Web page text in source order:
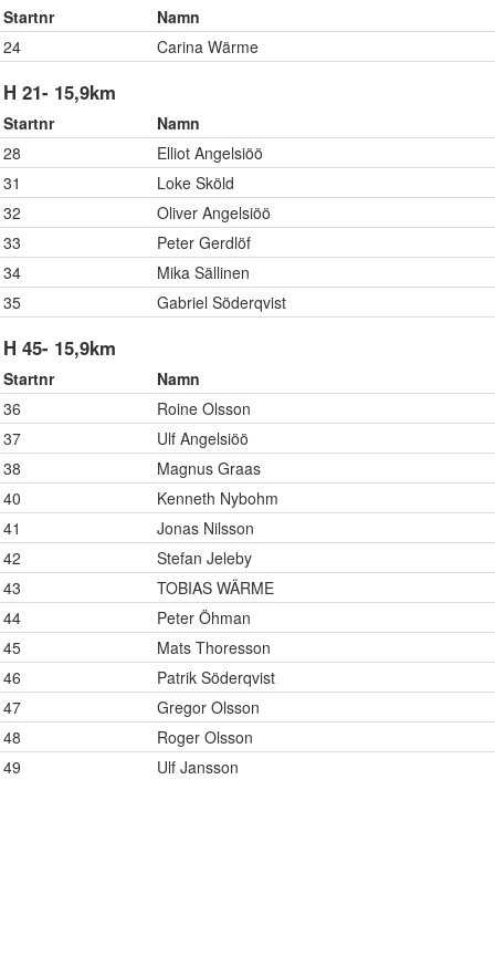
Startnr
Namn
24
Carina Wärme
H 21- 15,9km
Startnr
Namn
28
Elliot Angelsiöö
31
Loke Sköld
32
Oliver Angelsiöö
33
Peter Gerdlöf
34
Mika Sällinen
35
Gabriel Söderqvist
H 45- 15,9km
Startnr
Namn
36
Roine Olsson
37
Ulf Angelsiöö
38
Magnus Graas
40
Kenneth Nybohm
41
Jonas Nilsson
42
Stefan Jeleby
43
TOBIAS WÄRME
44
Peter Öhman
45
Mats Thoresson
46
Patrik Söderqvist
47
Gregor Olsson
48
Roger Olsson
49
Ulf Jansson